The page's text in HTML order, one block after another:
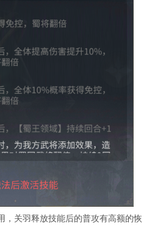
，关羽释放技能后的普攻有高额的恢